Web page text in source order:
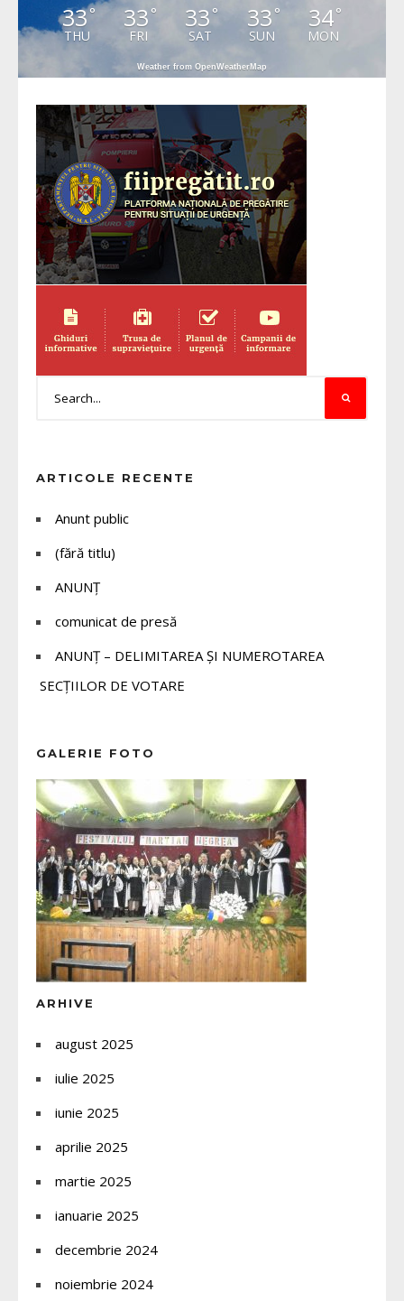
33°
THU
33 °
FRI
33 °
SAT
33 °
SUN
34°
MON
Weather from OpenWeatherMap
ARTICOLE RECENTE
Anunt public
(fără titlu)
ANUNȚ
comunicat de presă
ANUNȚ – DELIMITAREA ȘI NUMEROTAREA
SECȚIILOR DE VOTARE
GALERIE FOTO
ARHIVE
august 2025
iulie 2025
iunie 2025
aprilie 2025
martie 2025
ianuarie 2025
decembrie 2024
noiembrie 2024